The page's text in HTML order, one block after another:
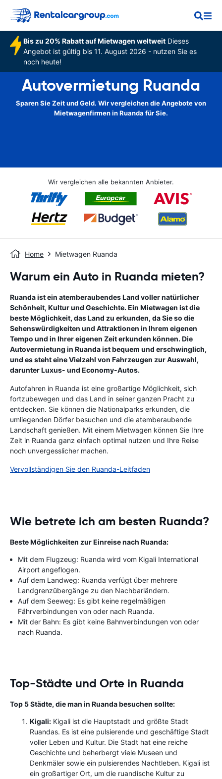
Bis zu 20% Rabatt auf Mietwagen weltweitDieses
Angebot ist gültig bis 11. August 2026 - nutzen Sie es
noch heute!
Autovermietung Ruanda
Sparen Sie Zeit und Geld. Wir vergleichen die Angebote von
Mietwagenfirmen in Ruanda für Sie.
Wir vergleichen alle bekannten Anbieter.
Home Mietwagen Ruanda
Warum ein Auto in Ruanda mieten?
Ruanda ist ein atemberaubendes Land voller natürlicher
Schönheit, Kultur und Geschichte. Ein Mietwagen ist die
beste Möglichkeit, das Land zu erkunden, da Sie so die
Sehenswürdigkeiten und Attraktionen in Ihrem eigenen
Tempo und in Ihrer eigenen Zeit erkunden können. Die
Autovermietung in Ruanda ist bequem und erschwinglich,
und es steht eine Vielzahl von Fahrzeugen zur Auswahl,
darunter Luxus- und Economy-Autos.
Autofahren in Ruanda ist eine großartige Möglichkeit, sich
fortzubewegen und das Land in seiner ganzen Pracht zu
entdecken. Sie können die Nationalparks erkunden, die
umliegenden Dörfer besuchen und die atemberaubende
Landschaft genießen. Mit einem Mietwagen können Sie Ihre
Zeit in Ruanda ganz einfach optimal nutzen und Ihre Reise
noch unvergesslicher machen.
Vervollständigen Sie den Ruanda-Leitfaden
Wie betrete ich am besten Ruanda?
Beste Möglichkeiten zur Einreise nach Ruanda:
Mit dem Flugzeug: Ruanda wird vom Kigali International
Airport angeflogen.
Auf dem Landweg: Ruanda verfügt über mehrere
Landgrenzübergänge zu den Nachbarländern.
Auf dem Seeweg: Es gibt keine regelmäßigen
Fährverbindungen von oder nach Ruanda.
Mit der Bahn: Es gibt keine Bahnverbindungen von oder
nach Ruanda.
Top-Städte und Orte in Ruanda
Top 5 Städte, die man in Ruanda besuchen sollte:
Kigali: Kigali ist die Hauptstadt und größte Stadt
Ruandas. Es ist eine pulsierende und geschäftige Stadt
voller Leben und Kultur. Die Stadt hat eine reiche
Geschichte und beherbergt viele Museen und
Denkmäler sowie ein pulsierendes Nachtleben. Kigali ist
ein großartiger Ort, um die ruandische Kultur zu